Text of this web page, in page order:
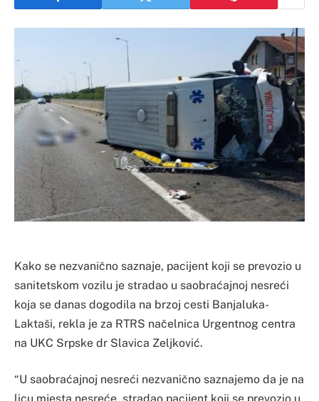
Kako se nezvanično saznaje, pacijent koji se prevozio u
sanitetskom vozilu je stradao u saobraćajnoj nesreći
koja se danas dogodila na brzoj cesti Banjaluka-
Laktaši, rekla je za RTRS načelnica Urgentnog centra
na UKC Srpske dr Slavica Zeljković.
“U saobraćajnoj nesreći nezvanično saznajemo da je na